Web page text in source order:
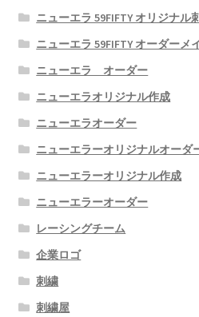
ニューエラ 59FIFTY オリジナル
ニューエラ 59FIFTY オーダーメ
ニューエラ オーダー
ニューエラオリジナル作成
ニューエラオーダー
ニューエラーオリジナルオーダ
ニューエラーオリジナル作成
ニューエラーオーダー
レーシングチーム
企業ロゴ
刺繍
刺繍屋